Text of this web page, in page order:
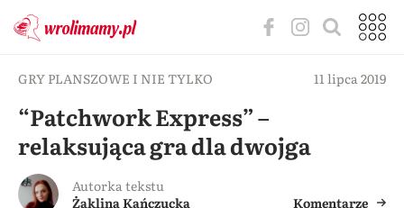
GRY PLANSZOWE I NIE TYLKO 11 lipca 2019
“Patchwork Express” –
relaksująca gra dla dwojga
Autorka tekstu
Żaklina Kańczucka
Komentarze